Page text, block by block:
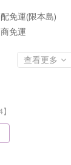
免運(限本島)
免運
查看更多